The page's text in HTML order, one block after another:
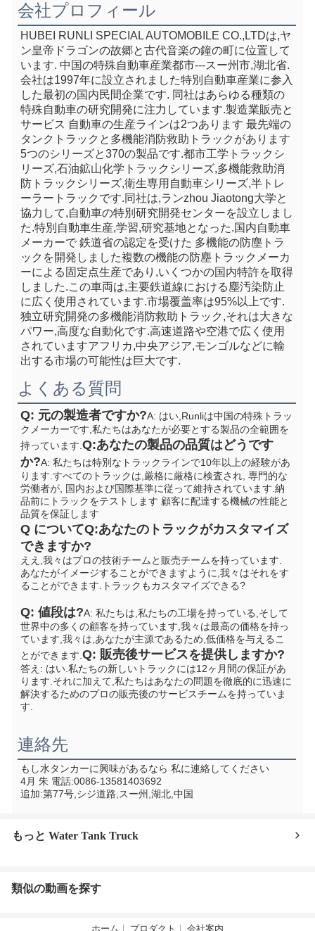
会社プロフィール
HUBEI RUNLI SPECIAL AUTOMOBILE CO.,LTDは,ヤ
ン皇帝ドラゴンの故郷と古代音楽の鐘の町に位置して
います. 中国の特殊自動車産業都市---スー州市,湖北省.
会社は1997年に設立されました特別自動車産業に参入
した最初の国内民間企業です. 同社はあらゆる種類の
特殊自動車の研究開発に注力しています.製造業販売と
サービス 自動車の生産ラインは2つあります 最先端の
タンクトラックと多機能消防救助トラックがあります
5つのシリーズと370の製品です.都市工学トラックシ
リーズ,石油鉱山化学トラックシリーズ,多機能救助消
防トラックシリーズ,衛生専用自動車シリーズ,半トレ
ーラートラックです.同社は,ランzhou Jiaotong大学と
協力して,自動車の特別研究開発センターを設立しまし
た.特別自動車生産,学習,研究基地となった.国内自動車
メーカーで 鉄道省の認定を受けた 多機能の防塵トラ
ックを開発しました複数の機能の防塵トラックメーカ
ーによる固定点生産であり,いくつかの国内特許を取得
しました.この車両は,主要鉄道線における塵汚染防止
に広く使用されています.市場覆盖率は95%以上です.
独立研究開発の多機能消防救助トラック,それは大きな
パワー,高度な自動化です.高速道路や空港で広く使用
されていますアフリカ,中央アジア,モンゴルなどに輸
出する市場の可能性は巨大です.
よくある質問
Q: 元の製造者ですか?A: はい,Runliは中国の特殊トラッ
クメーカーです,私たちはあなたが必要とする製品の全範囲を
持っています. Q:あなたの製品の品質はどうです
か?A: 私たちは特別なトラックラインで10年以上の経験があ
ります.すべてのトラックは,厳格に厳格に検査され, 専門的な
労働者が, 国内および国際基準に従って維持されています.納
品前にトラックをテストします 顧客に配達する機械の性能と
品質を保証します
Q についてQ:あなたのトラックがカスタマイズ
できますか?
ええ,我々はプロの技術チームと販売チームを持っています.
あなたがイメージすることができますように,我々はそれをす
ることができます.
トラックもカスタマイズできる?
Q: 値段は?A: 私たちは,私たちの工場を持っている,そして
世界中の多くの顧客を持っています,我々は最高の価格を持っ
ています,我々は,あなたが主源であるため,低価格を与えるこ
とができます. Q: 販売後サービスを提供しますか?
答え: はい.私たちの新しいトラックには12ヶ月間の保証があ
ります.それに加えて,私たちはあなたの問題を徹底的に迅速に
解決するためのプロの販売後のサービスチームを持っていま
す.
連絡先
もし水タンカーに興味があるなら 私に連絡してください
4月 朱 電話:0086-13581403692
追加:第77号,シジ道路,スー州,湖北,中国
もっと Water Tank Truck
類似の動画を探す
ホーム プロダクト 会社案内